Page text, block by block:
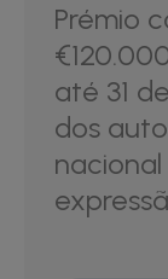
Prémio
até 31
dos